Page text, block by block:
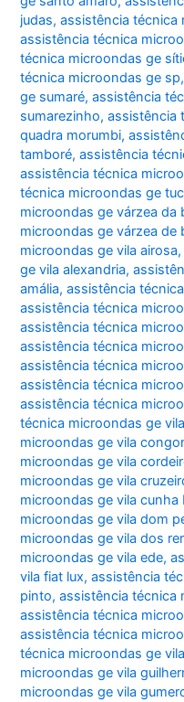
judas,assistência técnica
assistência técnica
técnica microondas ge
técnica microondas ge sp
ge sumaré,assistência
sumarezinho,assistência
quadra morumbi,
tamboré,assistência
assistência técnica
técnica microondas ge
microondas ge várzea da
microondas ge várzea de
microondas ge vila airosa
ge vila alexandria,
amália,assistência
assistência técnica
assistência técnica
assistência técnica
assistência técnica
assistência técnica
assistência técnica
técnica microondas ge
microondas ge vila
microondas ge vila
microondas ge vila
microondas ge vila cunha
microondas ge vila dom
microondas ge vila dos
microondas ge vila ede,
vila fiat lux,assistência
pinto,assistência técnica
assistência técnica
assistência técnica
técnica microondas ge
microondas ge vila
microondas ge vila